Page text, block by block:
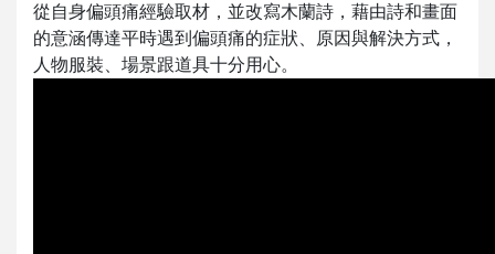
從自身偏頭痛經驗取材，並改寫木蘭詩，藉由詩和畫面
的意涵傳達平時遇到偏頭痛的症狀、原因與解決方式，
人物服裝、場景跟道具十分用心。